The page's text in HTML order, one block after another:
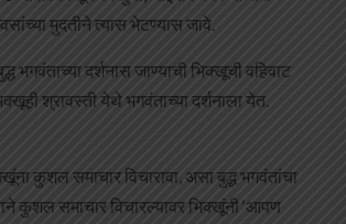
मुदतीने त्यास भेटण्यास जावे.
भगवंताच्या दर्शनास जाण्याची भिक्खूची वहिवाट
श्रावस्ती येथे भगवंताच्या दर्शनाला येत.
कुशल समाचार विचारावा, असा बुद्ध भगवंतांचा
कुशल समाचार विचारल्यावर भिक्खूंनी ‘आपण